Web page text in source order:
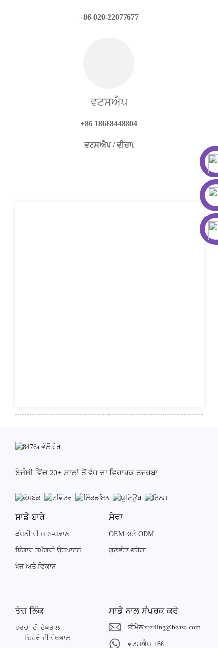
+86-020-22077677
ਵਟਸਐਪ
+86 18688448804
ਵਟਸਐਪ / ਵੀਚਾt
ਏਜੰਸੀ ਵਿੱਚ 20+ ਸਾਲਾਂ ਤੋਂ ਵੱਧ ਦਾ ਵਿਹਾਰਕ ਤਜਰਬਾ
ਸਾਡੇ ਬਾਰੇ
ਕੰਪਨੀ ਦੀ ਜਾਣ-ਪਛਾਣ
ਸ਼ਿੰਗਾਰ ਸਮੱਗਰੀ ਉਤਪਾਦਨ
ਖੋਜ ਅਤੇ ਵਿਕਾਸ
ਸੇਵਾ
OEM ਅਤੇ ODM
ਗੁਣਵੰਤਾ ਭਰੋਸਾ
ਤੇਜ਼ ਲਿੰਕ
ਤਵਚਾ ਦੀ ਦੇਖਭਾਲ
ਚਿਹਰੇ ਦੀ ਦੇਖਭਾਲ
ਸਾਡੇ ਨਾਲ ਸੰਪਰਕ ਕਰੋ
ਈਮੇਲ:sterling@beaza.com
ਵਟਸਐਪ:+86